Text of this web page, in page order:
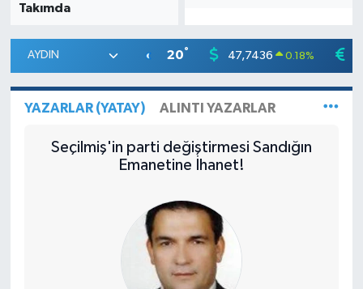
Takımda
20° 47,7436 0.18%
YAZARLAR (YATAY) ALINTI YAZARLAR
Seçilmiş'in parti değiştirmesi Sandığın
Emanetine İhanet!